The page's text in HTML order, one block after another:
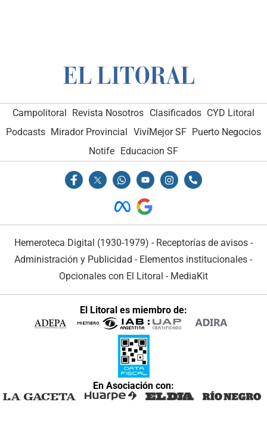
Campolitoral Revista Nosotros Clasificados CYD Litoral
Podcasts Mirador Provincial VivíMejor SF Puerto Negocios
Notife Educacion SF
Hemeroteca Digital (1930-1979) - Receptorías de avisos -
Administración y Publicidad - Elementos institucionales -
Opcionales con El Litoral - MediaKit
El Litoral es miembro de:
En Asociación con: